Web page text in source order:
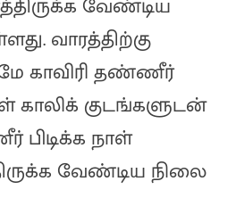
வேண்டிய
வாரத்திற்கு
காவிரி தண்ணீர்
காலிக் குடங்களுடன்
பிடிக்க நாள்
வேண்டிய நிலை